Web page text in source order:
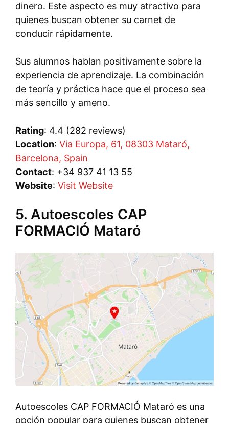
dinero. Este aspecto es muy atractivo para
quienes buscan obtener su carnet de
conducir rápidamente.
Sus alumnos hablan positivamente sobre la
experiencia de aprendizaje. La combinación
de teoría y práctica hace que el proceso sea
más sencillo y ameno.
Rating: 4.4 (282 reviews)
Location: Via Europa, 61, 08303 Mataró,
Barcelona, Spain
Contact: +34 937 41 13 55
Website: Visit Website
5. Autoescoles CAP
FORMACIÓ Mataró
Autoescoles CAP FORMACIÓ Mataró es una
opción popular para quienes buscan obtener